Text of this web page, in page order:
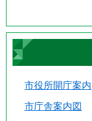
市役所開庁案内
市庁舎案内図